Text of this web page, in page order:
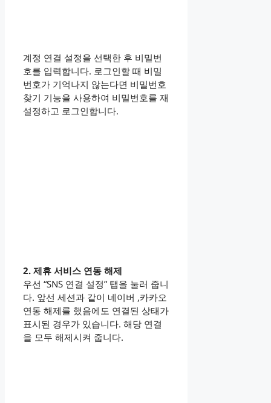
계정 연결 설정을 선택한 후 비밀번
호를 입력합니다. 로그인할 때 비밀
번호가 기억나지 않는다면 비밀번호
찾기 기능을 사용하여 비밀번호를 재
설정하고 로그인합니다.
2. 제휴 서비스 연동 해제
우선 “SNS 연결 설정” 탭을 눌러 줍니
다. 앞선 세션과 같이 네이버 ,카카오
연동 해제를 했음에도 연결된 상태가
표시된 경우가 있습니다. 해당 연결
을 모두 해제시켜 줍니다.